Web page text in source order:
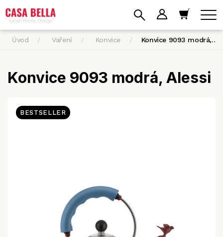
Úvod Vaření Konvice Konvice 9093 modrá,…
Konvice 9093 modrá, Alessi
BESTSELLER